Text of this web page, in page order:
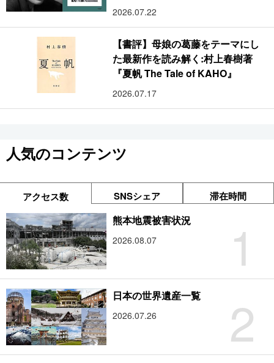
2026.07.22
【書評】母娘の葛藤をテーマにし
た最新作を読み解く:村上春樹著
『夏帆 The Tale of KAHO』
2026.07.17
人気のコンテンツ
アクセス数 SNSシェア 滞在時間
1
熊本地震被害状況
2026.08.07
2
日本の世界遺産一覧
2026.07.26